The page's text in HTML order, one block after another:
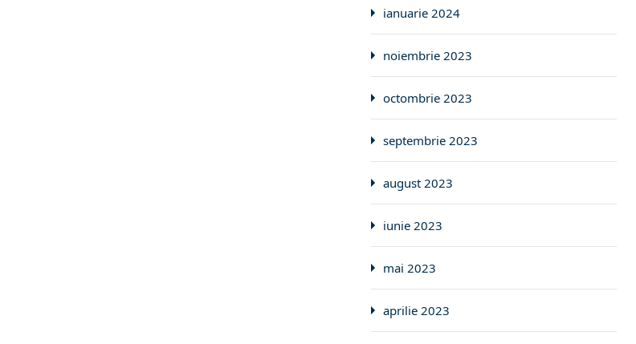
ianuarie 2024
noiembrie 2023
octombrie 2023
septembrie 2023
august 2023
iunie 2023
mai 2023
aprilie 2023